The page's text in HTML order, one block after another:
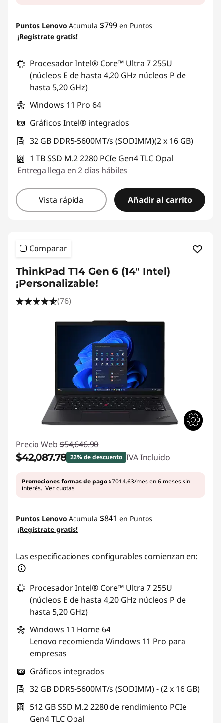
Puntos Lenovo Acumula $799 en Puntos
¡Regístrate gratis!
Procesador Intel® Core™ Ultra 7 255U
(núcleos E de hasta 4,20 GHz núcleos P de
hasta 5,20 GHz)
Windows 11 Pro 64
Gráficos Intel® integrados
32 GB DDR5-5600MT/s (SODIMM)(2 x 16 GB)
1 TB SSD M.2 2280 PCIe Gen4 TLC Opal
Entrega llega en 2 días hábiles
Vista rápida Añadir al carrito
Comparar
ThinkPad T14 Gen 6 (14" Intel)
¡Personalizable!
(76)
Precio Web $54,646.90
$42,087.78 22% de descuento IVA Incluido
Ahorros instantáneos :
Promociones formas de pago$7014.63/mes en 6 meses sin
interés. Ver cuotas
Puntos Lenovo Acumula $841 en Puntos
¡Regístrate gratis!
Las especificaciones configurables comienzan en:
Procesador Intel® Core™ Ultra 7 255U
(núcleos E de hasta 4,20 GHz núcleos P de
hasta 5,20 GHz)
Windows 11 Home 64
Lenovo recomienda Windows 11 Pro para
empresas
Gráficos integrados
32 GB DDR5-5600MT/s (SODIMM) - (2 x 16 GB)
512 GB SSD M.2 2280 de rendimiento PCIe
Gen4 TLC Opal